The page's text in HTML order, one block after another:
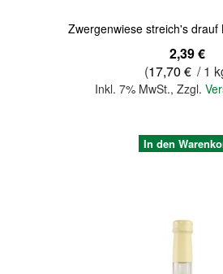
Zwergenwiese streich's drauf
2,39 €
(17,70 € / 1
Inkl. 7% MwSt.,Zzgl.
In den